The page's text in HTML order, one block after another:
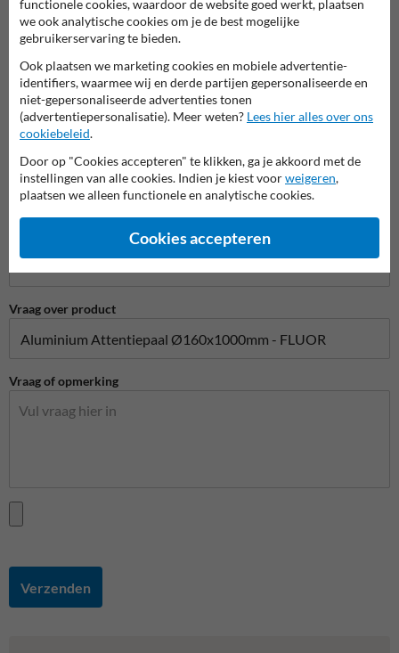
Naam*
Bedrijfsnaam
E-mailadres*
Vraag over product
Vraag of opmerking
Verzenden
functionele cookies, waardoor de website goed werkt, plaatsen
we ook analytische cookies om je de best mogelijke
gebruikerservaring te bieden.
Ook plaatsen we marketing cookies en mobiele advertentie-
identifiers, waarmee wij en derde partijen gepersonaliseerde en
niet-gepersonaliseerde advertenties tonen
(advertentiepersonalisatie). Meer weten? Lees hier alles over ons
cookiebeleid.
Door op "Cookies accepteren" te klikken, ga je akkoord met de
instellingen van alle cookies. Indien je kiest voorweigeren,
plaatsen we alleen functionele en analytische cookies.
Cookies accepteren